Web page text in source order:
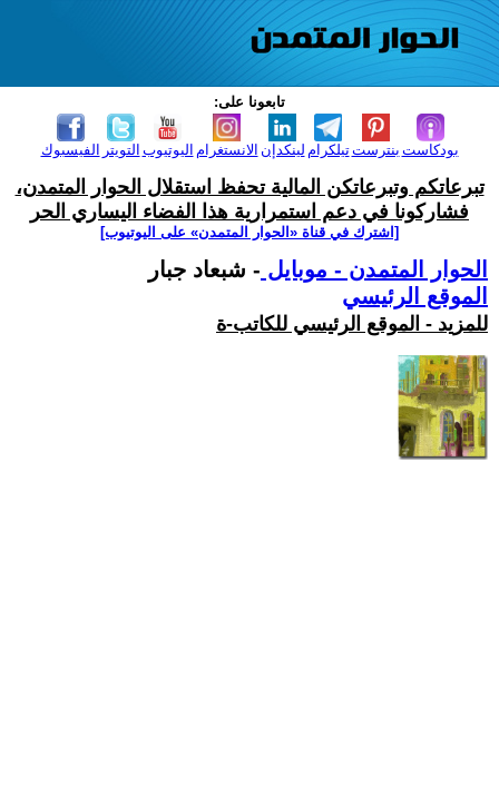
تابعونا على:
الفيسبوك التويتر اليوتيوب الانستغرام لينكدإن تيلكرامبنترست بودكاست
تبرعاتكم وتبرعاتكن المالية تحفظ استقلال الحوار المتمدن،
فشاركونا في دعم استمرارية هذا الفضاء اليساري الحر
[اشترك في قناة ‫«الحوار المتمدن» على اليوتيوب]
الحوار المتمدن - موبايل - شبعاد جبار
الموقع الرئيسي
للمزيد - الموقع الرئيسي للكاتب-ة